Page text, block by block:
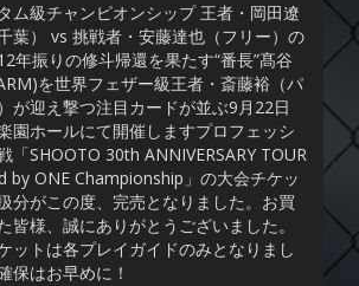
ム級チャンピオンシップ 王者・岡田遼
葉） vs 挑戦者・安藤達也（フリー）の
年振りの修斗帰還を果たす“番長”髙谷
を世界フェザー級王者・斎藤裕（パ
が迎え撃つ注目カードが並ぶ9月22日
園ホールにて開催しますプロフェッシ
「SHOOTO 30th ANNIVERSARY TOUR
by ONE Championship」の大会チケッ
分がこの度、完売となりました。お買
皆様、誠にありがとうございました。
ットは各プレイガイドのみとなりまし
保はお早めに！